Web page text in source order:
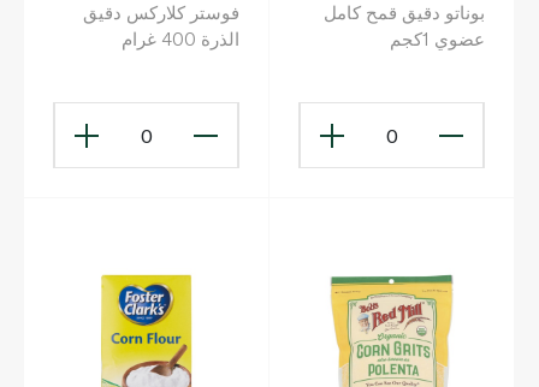
بوناتو دقيق قمح كامل
عضوي 1كجم
0
فوستر كلاركس دقيق
الذرة 400 غرام
0